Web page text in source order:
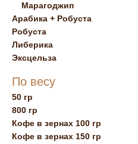
Марагоджип
Арабика + Робуста
Робуста
Либерика
Эксцельза
По весу
50 гр
800 гр
Кофе в зернах 100 гр
Кофе в зернах 150 гр